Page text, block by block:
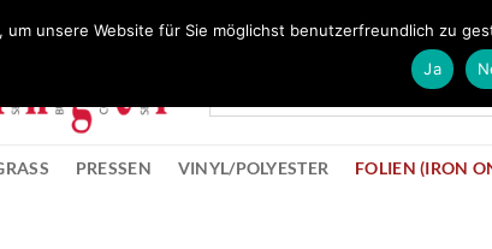
PRESSEN VINYL/POLYESTER FOLIEN (IRON
um unsere Website für Sie möglichst benutzerfreundlich zu
Ja